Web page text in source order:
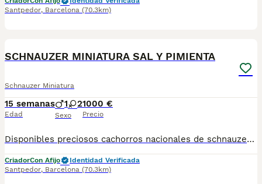
Santpedor, Barcelona (70.3km)
SCHNAUZER MINIATURA SAL Y PIMIENTA
Schnauzer Miniatura
15 semanas
Edad
1 2
Sexo
1000 €
Precio
Disponibles preciosos cachorros nacionales de schnauzer criados en nuestras instalaciones, en un ambiente familiar y responsable. Nuestros cachorros se entregan con cartilla de primera vacunación, vacunas correspondientes a su edad, desparasitados interna y externamente, y con microchip implantado y dado de alta. Además, realizamos un contrato de garantía que incluye: • Garantía vírica de 15 días. • Garantía congénita de 1 año. Desde la fecha de entrega del cachorro. Nos comprometemos al 100% con la salud, el bienestar y el cuidado de nuestros pequeños. Disponemos de Núcleo Zoológico Para más información, imágenes o cualquier consulta sin compromiso, pueden contactar con nosotros en los teléfonos: CRISTINA 📞 722 788 399 📞 932 514 529
CriadorCon Afijo
Identidad Verificada
Santpedor, Barcelona (70.3km)